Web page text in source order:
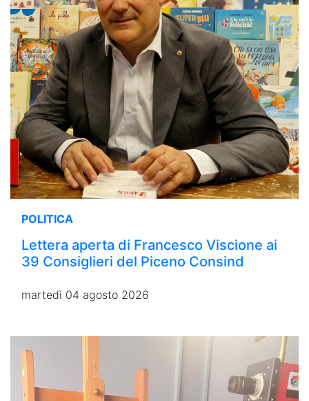
POLITICA
Lettera aperta di Francesco Viscione ai
39 Consiglieri del Piceno Consind
martedì 04 agosto 2026